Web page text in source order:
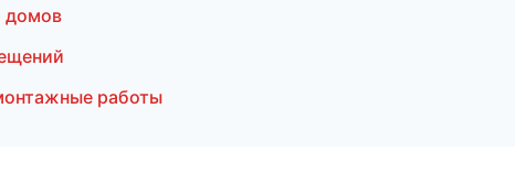
домов
работы